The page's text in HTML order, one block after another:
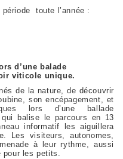
toute l’année :
d’une balade
viticole unique.
de la nature, de découvrir
son encépagement, et
lors d’une ballade
qui balise le parcours en 13
informatif les aiguillera
Les visiteurs, autonomes,
à leur rythme, aussi
pour les petits.